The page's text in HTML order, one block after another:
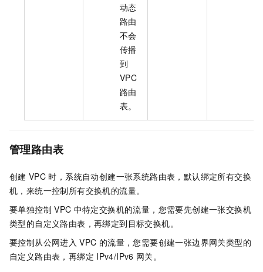
动态
路由
不会
传播
到
VPC
路由
表。
管理路由表
创建 VPC 时，系统自动创建一张系统路由表，默认绑定所有交换
机，来统一控制所有交换机的流量。
要单独控制 VPC 中特定交换机的流量，您需要先创建一张交换机
类型的自定义路由表，再绑定到目标交换机。
要控制从公网进入 VPC 的流量，您需要创建一张边界网关类型的
自定义路由表，再绑定 IPv4/IPv6 网关。